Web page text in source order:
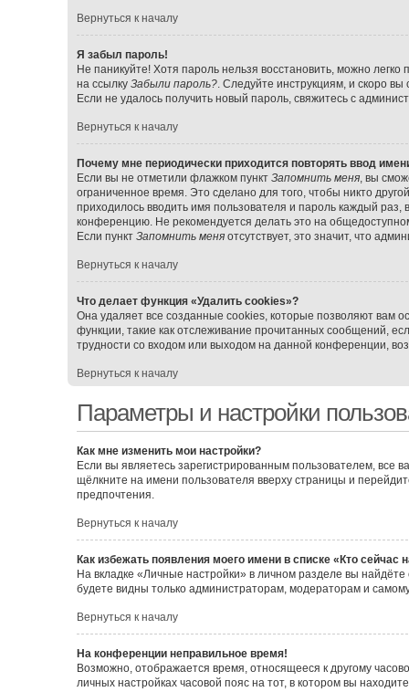
Вернуться к началу
Я забыл пароль!
Не паникуйте! Хотя пароль нельзя восстановить, можно
на ссылку Забыли пароль?. Следуйте инструкциям, и скоро
Если не удалось получить новый пароль, свяжитесь с
Вернуться к началу
Почему мне периодически приходится повторять ввод
Если вы не отметили флажком пункт Запомнить меня, вы
ограниченное время. Это сделано для того, чтобы никто
приходилось вводить имя пользователя и пароль каждый
конференцию. Не рекомендуется делать это на
Если пункт Запомнить меняотсутствует, это значит, что
Вернуться к началу
Что делает функция «Удалить cookies»?
Она удаляет все созданные cookies, которые позволяют вам
функции, такие как отслеживание прочитанных сообщений,
трудности со входом или выходом на данной конференции,
Вернуться к началу
Параметры и настройки
Как мне изменить мои настройки?
Если вы являетесь зарегистрированным пользователем, все
щёлкните на имени пользователя вверху страницы и
предпочтения.
Вернуться к началу
Как избежать появления моего имени в списке «Кто сейчас
На вкладке «Личные настройки» в личном разделе вы
будете видны только администраторам, модераторам и
Вернуться к началу
На конференции неправильное время!
Возможно, отображается время, относящееся к другому
личных настройках часовой пояс на тот, в котором вы